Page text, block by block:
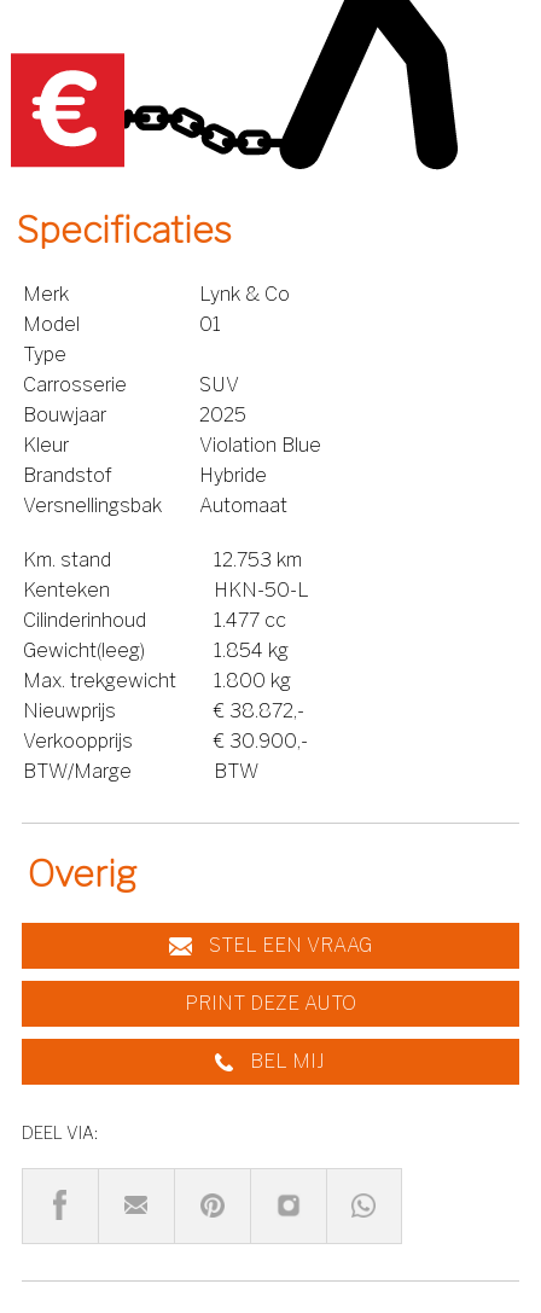
Specificaties
Merk
Lynk & Co
Model
01
Type
Carrosserie
SUV
Bouwjaar
2025
Kleur
Violation Blue
Brandstof
Hybride
Versnellingsbak
Automaat
Km. stand
12.753 km
Kenteken
HKN-50-L
Cilinderinhoud
1.477 cc
Gewicht(leeg)
1.854 kg
Max. trekgewicht
1.800 kg
Nieuwprijs
€ 38.872,-
Verkoopprijs
€ 30.900,-
BTW/Marge
BTW
Overig
STEL EEN VRAAG
PRINT DEZE AUTO
BEL MIJ
DEEL VIA: